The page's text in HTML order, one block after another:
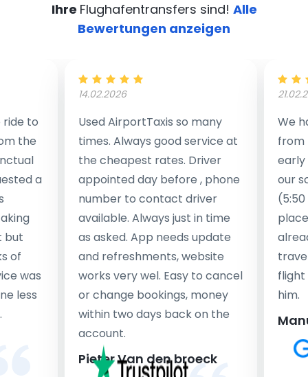
Ihre Flughafentransfers sind! Alle
Bewertungen anzeigen
to
the
a
but
of
was
less
14.02.2026
Used AirportTaxis so many
times. Always good service at
the cheapest rates. Driver
appointed day before , phone
number to contact driver
available. Always just in time
as asked. App needs update
and refreshments, website
works very wel. Easy to cancel
or change bookings, money
within two days back on the
account.
Pieter Van den broeck
We
from
early
our
flight
him.